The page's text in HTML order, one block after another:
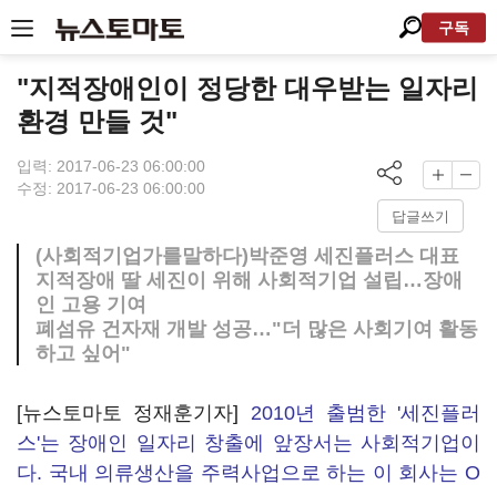
구독
"지적장애인이 정당한 대우받는 일자리
환경 만들 것"
입력: 2017-06-23 06:00:00
수정: 2017-06-23 06:00:00
답글쓰기
(사회적기업가를말하다)박준영 세진플러스 대표
지적장애 딸 세진이 위해 사회적기업 설립…장애
인 고용 기여
폐섬유 건자재 개발 성공…"더 많은 사회기여 활동
하고 싶어"
[뉴스토마토 정재훈기자] 2010년 출범한 '세진플러
스'는 장애인 일자리 창출에 앞장서는 사회적기업이
다. 국내 의류생산을 주력사업으로 하는 이 회사는 O